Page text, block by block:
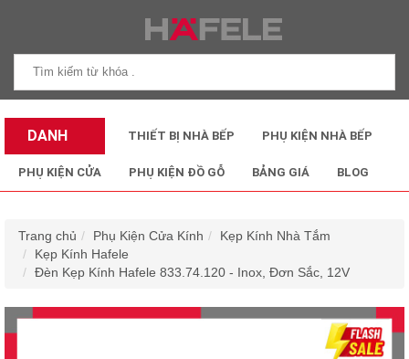
DANH
MỤC SẢN
THIẾT BỊ NHÀ BẾP PHỤ KIỆN NHÀ BẾP
PHỤ KIỆN CỬA PHỤ KIỆN ĐỒ GỖ BẢNG GIÁ BLOG
Trang chủ Phụ Kiện Cửa Kính
Kẹp Kính Nhà Tắm
Kẹp Kính Hafele
Đèn Kẹp Kính Hafele 833.74.120 - Inox, Đơn Sắc, 12V